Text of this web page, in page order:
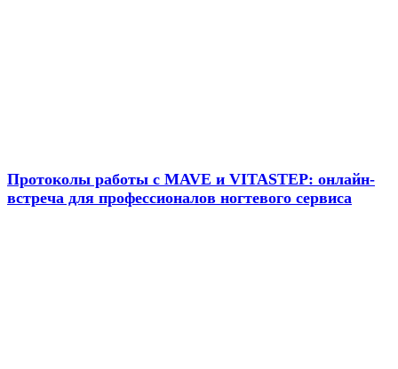
Протоколы работы с MAVE и VITASTEP: онлайн-
встреча для профессионалов ногтевого сервиса